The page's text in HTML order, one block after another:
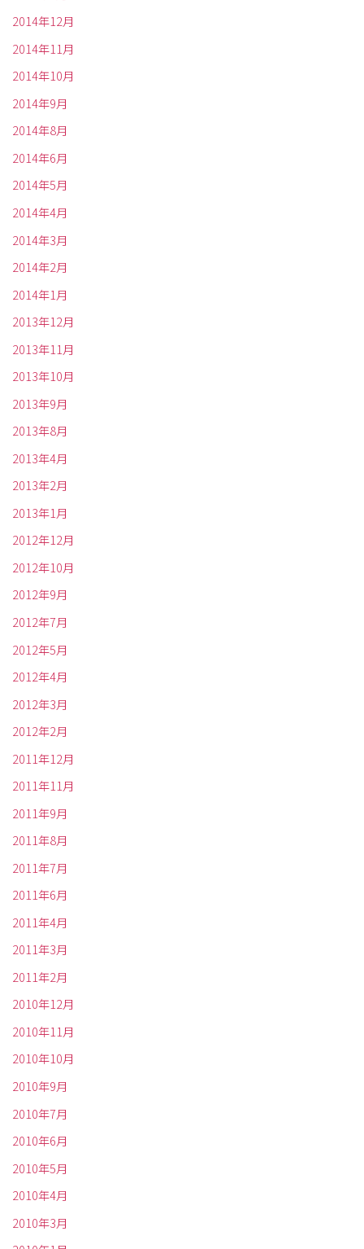
2014年12月
2014年11月
2014年10月
2014年9月
2014年8月
2014年6月
2014年5月
2014年4月
2014年3月
2014年2月
2014年1月
2013年12月
2013年11月
2013年10月
2013年9月
2013年8月
2013年4月
2013年2月
2013年1月
2012年12月
2012年10月
2012年9月
2012年7月
2012年5月
2012年4月
2012年3月
2012年2月
2011年12月
2011年11月
2011年9月
2011年8月
2011年7月
2011年6月
2011年4月
2011年3月
2011年2月
2010年12月
2010年11月
2010年10月
2010年9月
2010年7月
2010年6月
2010年5月
2010年4月
2010年3月